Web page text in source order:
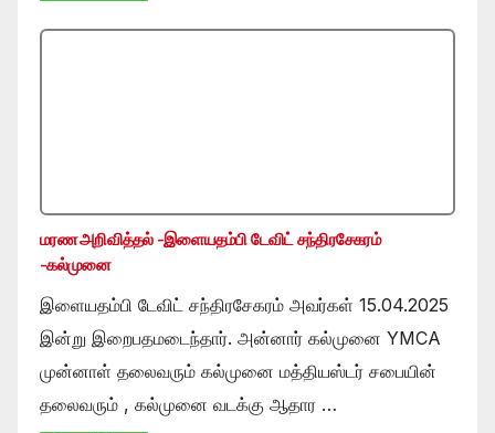
மரண அறிவித்தல் -இளையதம்பி டேவிட் சந்திரசேகரம்
-கல்முனை
இளையதம்பி டேவிட் சந்திரசேகரம் அவர்கள் 15.04.2025
இன்று இறைபதமடைந்தார். அன்னார் கல்முனை YMCA
முன்னாள் தலைவரும் கல்முனை மத்தியஸ்டர் சபையின்
தலைவரும் , கல்முனை வடக்கு ஆதார …